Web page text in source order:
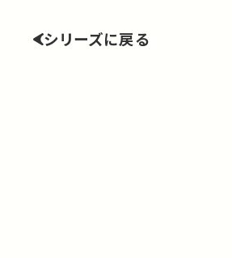
シリーズに戻る